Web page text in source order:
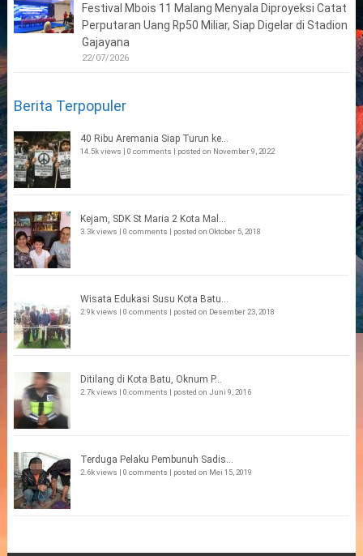
Festival Mbois 11 Malang Menyala Diproyeksi Catat
Perputaran Uang Rp50 Miliar, Siap Digelar di Stadion
Gajayana
22/07/2026
Berita Terpopuler
40 Ribu Aremania Siap Turun ke...
14.5k views | 0 comments | posted on November 9, 2022
Kejam, SDK St Maria 2 Kota Mal...
3.3k views | 0 comments | posted on Oktober 5, 2018
Wisata Edukasi Susu Kota Batu...
2.9k views | 0 comments | posted on Desember 23, 2018
Ditilang di Kota Batu, Oknum P...
2.7k views | 0 comments | posted on Juni 9, 2016
Terduga Pelaku Pembunuh Sadis...
2.6k views | 0 comments | posted on Mei 15, 2019